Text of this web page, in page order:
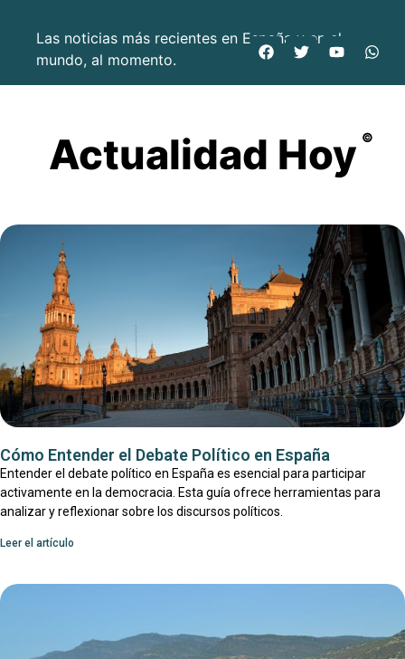
Las noticias más recientes en España y en el
mundo, al momento.
Actualidad Hoy ©
Cómo Entender el Debate Político en España
Entender el debate político en España es esencial para participar
activamente en la democracia. Esta guía ofrece herramientas para
analizar y reflexionar sobre los discursos políticos.
Leer el artículo